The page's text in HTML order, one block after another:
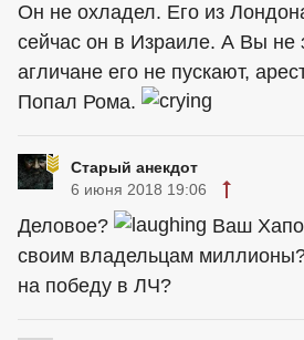
Он не охладел. Его из
сейчас он в Израиле. А Вы не
агличане его не пускают,
Попал Рома.
Старый анекдот
6 июня 2018 19:06
Деловое?
Ваш
своим владельцам
на победу в ЛЧ?